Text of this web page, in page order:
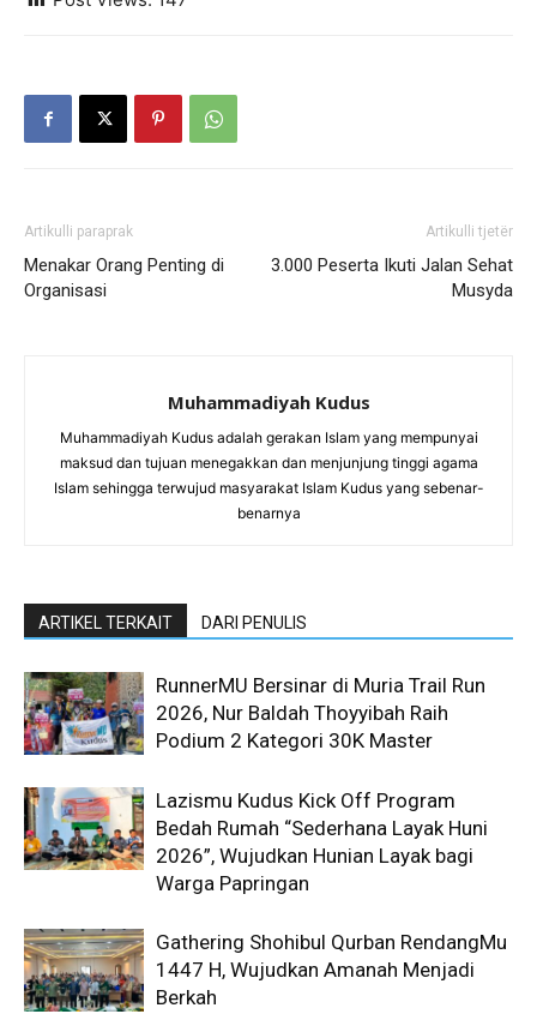
Artikulli paraprak
Menakar Orang Penting di
Organisasi
Artikulli tjetër
3.000 Peserta Ikuti Jalan Sehat
Musyda
Muhammadiyah Kudus
Muhammadiyah Kudus adalah gerakan Islam yang mempunyai
maksud dan tujuan menegakkan dan menjunjung tinggi agama
Islam sehingga terwujud masyarakat Islam Kudus yang sebenar-
benarnya
ARTIKEL TERKAIT DARI PENULIS
RunnerMU Bersinar di Muria Trail Run
2026, Nur Baldah Thoyyibah Raih
Podium 2 Kategori 30K Master
Lazismu Kudus Kick Off Program
Bedah Rumah “Sederhana Layak Huni
2026”, Wujudkan Hunian Layak bagi
Warga Papringan
Gathering Shohibul Qurban RendangMu
1447 H, Wujudkan Amanah Menjadi
Berkah